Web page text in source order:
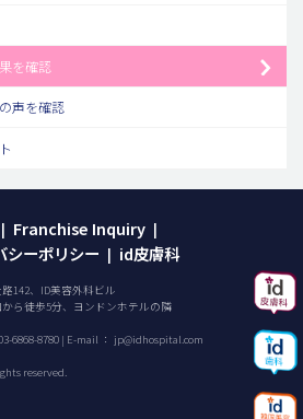
を確認
声を確認
| Franchise Inquiry |
ーポリシー | id皮膚科
142、ID美容外科ビル
ら徒歩5分、ヨンドンホテルの隣
6868-8780 | E-mail ： jp@idhospital.com
reserved.